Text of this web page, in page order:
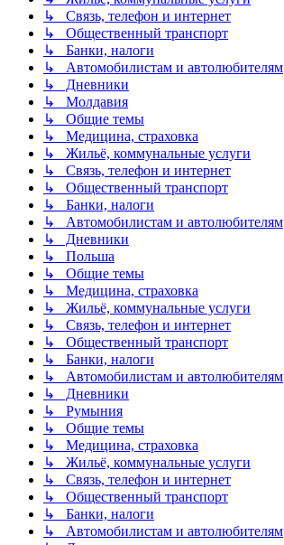
↳ Связь, телефон и интернет
↳ Общественный транспорт
↳ Банки, налоги
↳ Автомобилистам и автолюбителям
↳ Дневники
↳ Молдавия
↳ Общие темы
↳ Медицина, страховка
↳ Жильё, коммунальные услуги
↳ Связь, телефон и интернет
↳ Общественный транспорт
↳ Банки, налоги
↳ Автомобилистам и автолюбителям
↳ Дневники
↳ Польша
↳ Общие темы
↳ Медицина, страховка
↳ Жильё, коммунальные услуги
↳ Связь, телефон и интернет
↳ Общественный транспорт
↳ Банки, налоги
↳ Автомобилистам и автолюбителям
↳ Дневники
↳ Румыния
↳ Общие темы
↳ Медицина, страховка
↳ Жильё, коммунальные услуги
↳ Связь, телефон и интернет
↳ Общественный транспорт
↳ Банки, налоги
↳ Автомобилистам и автолюбителям